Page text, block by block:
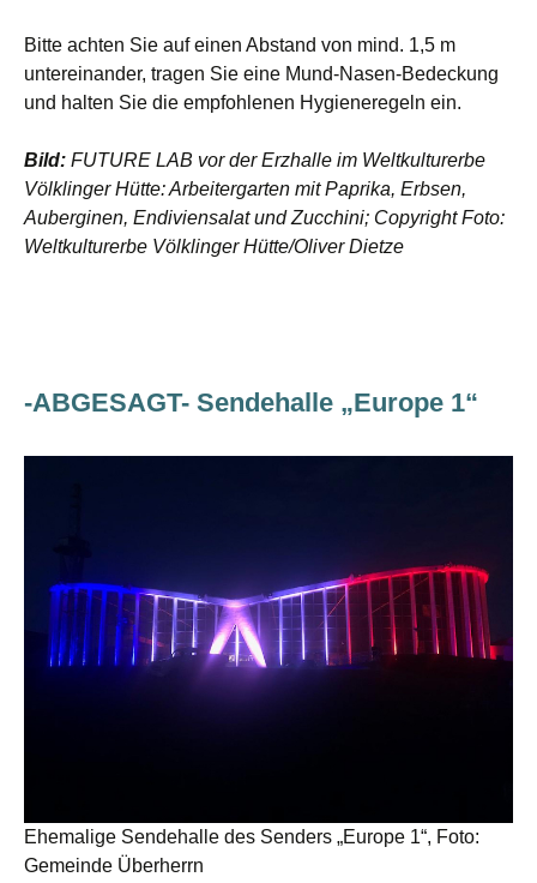
Bitte achten Sie auf einen Abstand von mind. 1,5 m
untereinander, tragen Sie eine Mund-Nasen-Bedeckung
und halten Sie die empfohlenen Hygieneregeln ein.
Bild: FUTURE LAB vor der Erzhalle im Weltkulturerbe
Völklinger Hütte: Arbeitergarten mit Paprika, Erbsen,
Auberginen, Endiviensalat und Zucchini; Copyright Foto:
Weltkulturerbe Völklinger Hütte/Oliver Dietze
-ABGESAGT- Sendehalle „Europe 1“
Ehemalige Sendehalle des Senders „Europe 1“, Foto:
Gemeinde Überherrn